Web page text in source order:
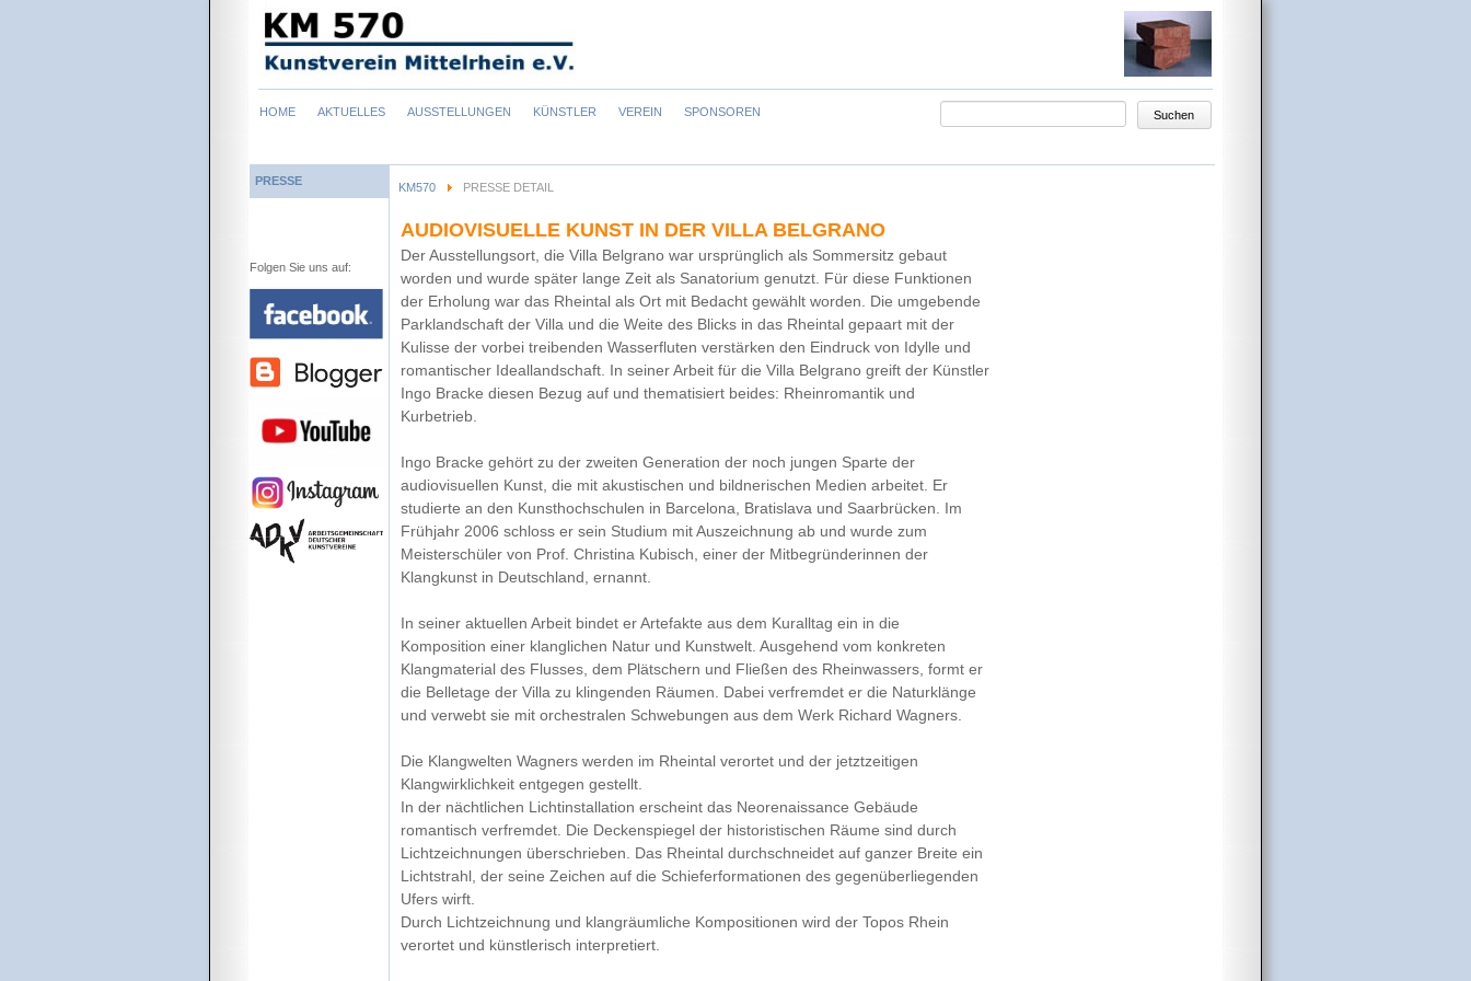
Navigation
HOME AKTUELLES AUSSTELLUNGEN KÜNSTLER VEREIN SPONSOREN Suchen
KM570 PRESSE DETAIL
AUDIOVISUELLE KUNST IN DER VILLA BELGRANO
Der Ausstellungsort, die Villa Belgrano war ursprünglich als Sommersitz gebaut
worden und wurde später lange Zeit als Sanatorium genutzt. Für diese Funktionen
der Erholung war das Rheintal als Ort mit Bedacht gewählt worden. Die umgebende
Parklandschaft der Villa und die Weite des Blicks in das Rheintal gepaart mit der
Kulisse der vorbei treibenden Wasserfluten verstärken den Eindruck von Idylle und
romantischer Ideallandschaft. In seiner Arbeit für die Villa Belgrano greift der Künstler
Ingo Bracke diesen Bezug auf und thematisiert beides: Rheinromantik und
Kurbetrieb.
Ingo Bracke gehört zu der zweiten Generation der noch jungen Sparte der
audiovisuellen Kunst, die mit akustischen und bildnerischen Medien arbeitet. Er
studierte an den Kunsthochschulen in Barcelona, Bratislava und Saarbrücken. Im
Frühjahr 2006 schloss er sein Studium mit Auszeichnung ab und wurde zum
Meisterschüler von Prof. Christina Kubisch, einer der Mitbegründerinnen der
Klangkunst in Deutschland, ernannt.
In seiner aktuellen Arbeit bindet er Artefakte aus dem Kuralltag ein in die
Komposition einer klanglichen Natur und Kunstwelt. Ausgehend vom konkreten
Klangmaterial des Flusses, dem Plätschern und Fließen des Rheinwassers, formt er
die Belletage der Villa zu klingenden Räumen. Dabei verfremdet er die Naturklänge
und verwebt sie mit orchestralen Schwebungen aus dem Werk Richard Wagners.
Die Klangwelten Wagners werden im Rheintal verortet und der jetztzeitigen
Klangwirklichkeit entgegen gestellt.
In der nächtlichen Lichtinstallation erscheint das Neorenaissance Gebäude
romantisch verfremdet. Die Deckenspiegel der historistischen Räume sind durch
Lichtzeichnungen überschrieben. Das Rheintal durchschneidet auf ganzer Breite ein
Lichtstrahl, der seine Zeichen auf die Schieferformationen des gegenüberliegenden
Ufers wirft.
Durch Lichtzeichnung und klangräumliche Kompositionen wird der Topos Rhein
verortet und künstlerisch interpretiert.
PRESSE
Folgen Sie uns auf: